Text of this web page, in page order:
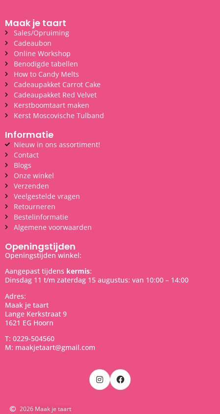
Maak je taart
Sales/Opruiming
Cadeaubon
Online Workshop
Benodigde tabellen
How to Candy Melts
Cadeaupakket Carrot Cake
Cadeaupakket Red Velvet
Kerstboomtaart maken
Kerst Moscovische Tulband
Informatie
Nieuw in ons assortiment!
Contact
Blogs
Onze winkel
Verzenden
Veelgestelde vragen
Retourneren
Bestelinformatie
Algemene voorwaarden
Openingstijden
Openingstijden winkel:
Aangepast tijdens kermis:
Dinsdag 11 t/m zaterdag 15 augustus: van 10:00 – 14:00
Adres:
Maak je taart
Lange Kerkstraat 9
1621 EG Hoorn
T: 0229-504560
M: maakjetaart@gmail.com
2026 Maak je taart